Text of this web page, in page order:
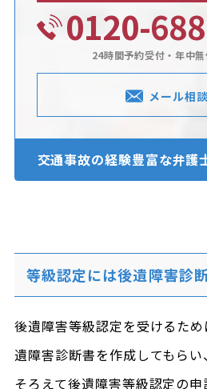
0120-
24時間予約受付・年中
メール相
交通事故の経験豊富な弁護
等級認定には後遺障害診
後遺障害等級認定を受けるた
遺障害診断書を作成してもら
そろえて後遺障害等級認定の